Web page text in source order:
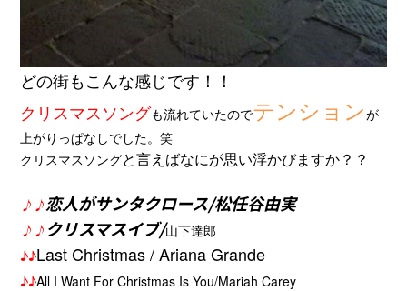
どの街もこんな感じです！！
クリスマスソングも流れていたのでテンションが
上がりっぱなしでした。笑
クリスマスソングと言えばなにが思い浮かびますか？？
♪♪恋人がサンタクロース/松任谷由実
♪♪ クリスマスイブ/山下達郎
♪♪Last Christmas / Ariana Grande
♪♪All I Want For Christmas Is You/Mariah Carey